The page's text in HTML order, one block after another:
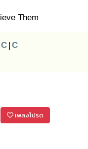
Them
C | C
เพลงโปรด